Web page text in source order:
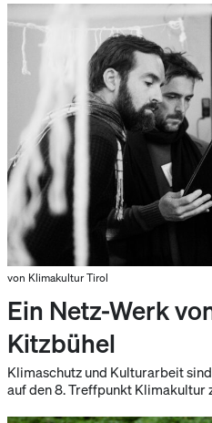
von Klimakultur Tirol
Ein Netz-Werk
Kitzbühel
Klimaschutz und Kulturarbeit
auf den 8. Treffpunkt Klimakultur